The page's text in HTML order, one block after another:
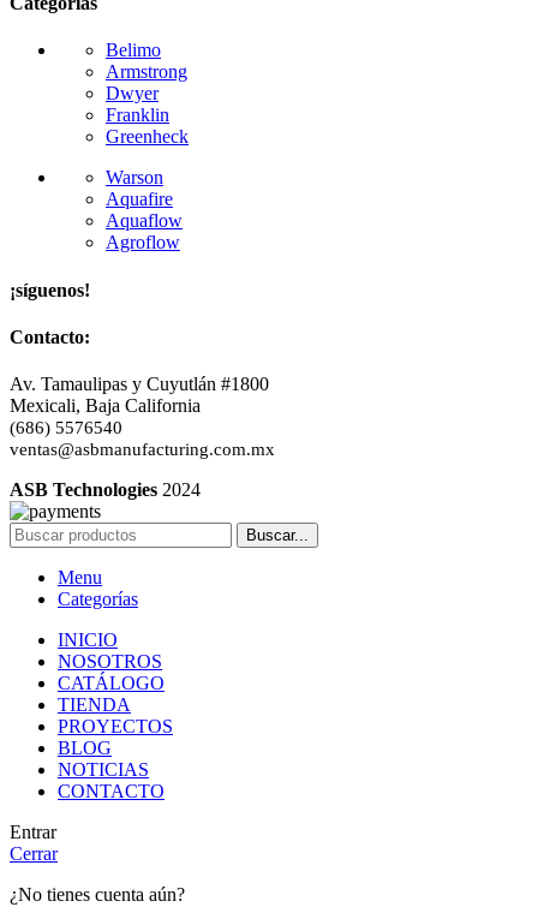
Belimo
Armstrong
Dwyer
Franklin
Greenheck
Warson
Aquafire
Aquaflow
Agroflow
¡síguenos!
Contacto:
Av. Tamaulipas y Cuyutlán #1800
Mexicali, Baja California
(686) 5576540
ventas@asbmanufacturing.com.mx
ASB Technologies 2024
Buscar...
Menu
Categorías
INICIO
NOSOTROS
CATÁLOGO
TIENDA
PROYECTOS
BLOG
NOTICIAS
CONTACTO
Entrar
Cerrar
¿No tienes cuenta aún?